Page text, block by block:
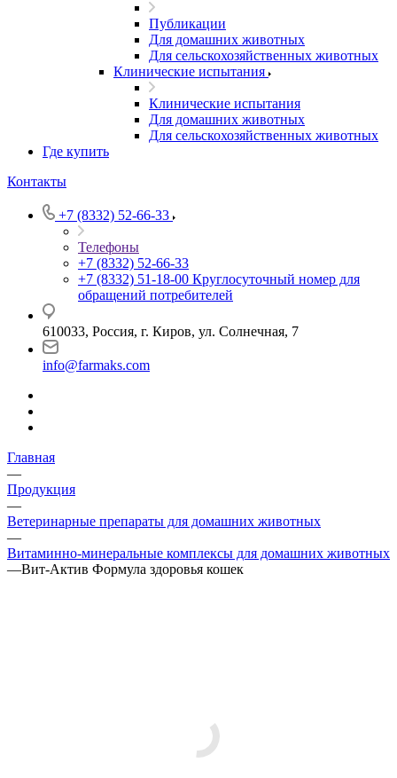
Публикации
Для домашних животных
Для сельскохозяйственных животных
Клинические испытания
Клинические испытания
Для домашних животных
Для сельскохозяйственных животных
Где купить
Контакты
+7 (8332) 52-66-33
Телефоны
+7 (8332) 52-66-33
+7 (8332) 51-18-00 Круглосуточный номер для
обращений потребителей
610033, Россия, г. Киров, ул. Солнечная, 7
info@farmaks.com
Главная
—
Продукция
—
Ветеринарные препараты для домашних животных
—
Витаминно-минеральные комплексы для домашних животных
—Вит-Актив Формула здоровья кошек